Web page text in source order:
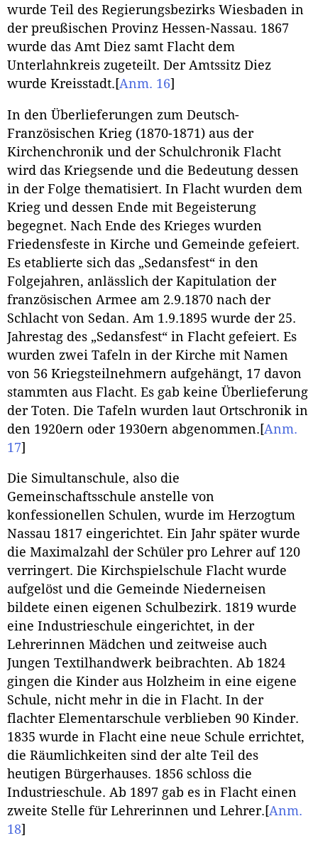
wurde Teil des Regierungsbezirks Wiesbaden in
der preußischen Provinz Hessen-Nassau. 1867
wurde das Amt Diez samt Flacht dem
Unterlahnkreis zugeteilt. Der Amtssitz Diez
wurde Kreisstadt. [Anm. 16]
In den Überlieferungen zum Deutsch-
Französischen Krieg (1870-1871) aus der
Kirchenchronik und der Schulchronik Flacht
wird das Kriegsende und die Bedeutung dessen
in der Folge thematisiert. In Flacht wurden dem
Krieg und dessen Ende mit Begeisterung
begegnet. Nach Ende des Krieges wurden
Friedensfeste in Kirche und Gemeinde gefeiert.
Es etablierte sich das „Sedansfest“ in den
Folgejahren, anlässlich der Kapitulation der
französischen Armee am 2.9.1870 nach der
Schlacht von Sedan. Am 1.9.1895 wurde der 25.
Jahrestag des „Sedansfest“ in Flacht gefeiert. Es
wurden zwei Tafeln in der Kirche mit Namen
von 56 Kriegsteilnehmern aufgehängt, 17 davon
stammten aus Flacht. Es gab keine Überlieferung
der Toten. Die Tafeln wurden laut Ortschronik in
den 1920ern oder 1930ern abgenommen. [Anm.
17]
Die Simultanschule, also die
Gemeinschaftsschule anstelle von
konfessionellen Schulen, wurde im Herzogtum
Nassau 1817 eingerichtet. Ein Jahr später wurde
die Maximalzahl der Schüler pro Lehrer auf 120
verringert. Die Kirchspielschule Flacht wurde
aufgelöst und die Gemeinde Niederneisen
bildete einen eigenen Schulbezirk. 1819 wurde
eine Industrieschule eingerichtet, in der
Lehrerinnen Mädchen und zeitweise auch
Jungen Textilhandwerk beibrachten. Ab 1824
gingen die Kinder aus Holzheim in eine eigene
Schule, nicht mehr in die in Flacht. In der
flachter Elementarschule verblieben 90 Kinder.
1835 wurde in Flacht eine neue Schule errichtet,
die Räumlichkeiten sind der alte Teil des
heutigen Bürgerhauses. 1856 schloss die
Industrieschule. Ab 1897 gab es in Flacht einen
zweite Stelle für Lehrerinnen und Lehrer. [Anm.
18]